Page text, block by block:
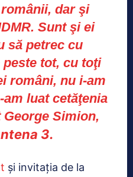
dar şi
Sunt şi ei
să petrec cu
tot, cu toţi
români, nu i-am
luat cetăţenia
George Simion,
3.
şi invitaţia de la